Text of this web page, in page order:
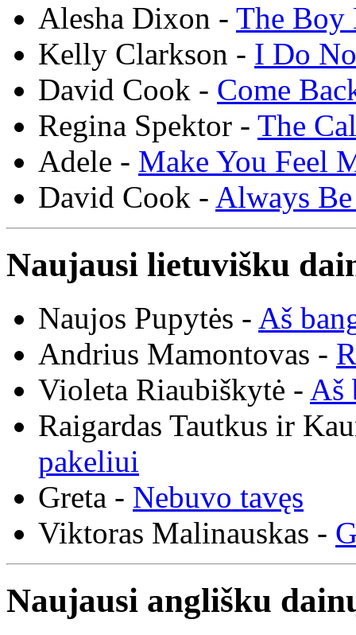
Alesha Dixon - The Boy
Kelly Clarkson - I Do
David Cook - Come
Regina Spektor - The
Adele - Make You Feel
David Cook - Always
Naujausi lietuvišku
Naujos Pupytės - Aš
Andrius Mamontovas -
Violeta Riaubiškytė - Aš
Raigardas Tautkus ir
pakeliui
Greta - Nebuvo tavęs
Viktoras Malinauskas -
Naujausi anglišku